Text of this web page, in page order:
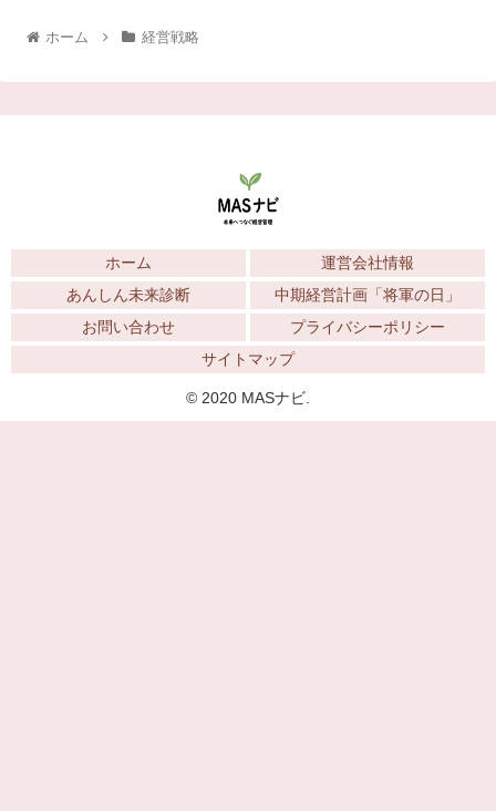
ホーム 経営戦略
ホーム
運営会社情報
あんしん未来診断
中期経営計画「将軍の日」
お問い合わせ
プライバシーポリシー
サイトマップ
© 2020 MASナビ.